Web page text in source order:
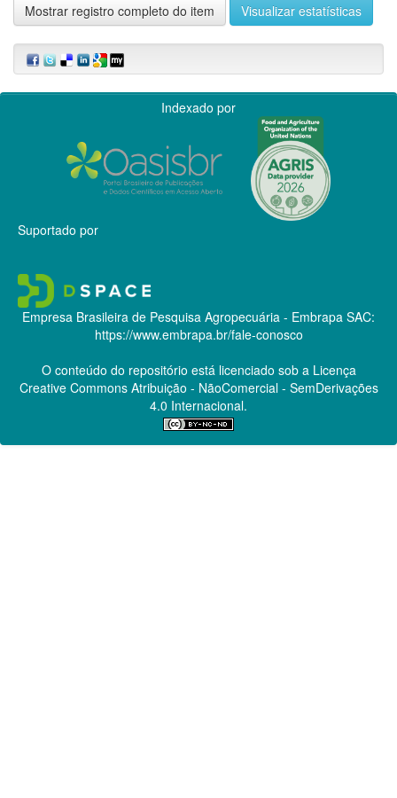
Mostrar registro completo do item Visualizar estatísticas
Indexado por
Suportado por
Empresa Brasileira de Pesquisa Agropecuária - Embrapa SAC:
https://www.embrapa.br/fale-conosco
O conteúdo do repositório está licenciado sob a Licença
Creative CommonsAtribuição - NãoComercial - SemDerivações
4.0 Internacional.